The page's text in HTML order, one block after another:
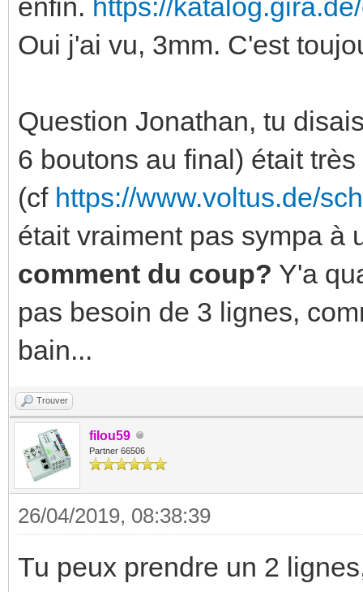
enfin. https://
Oui j'ai vu, 3mm. C'est
Question Jonathan, tu
6 boutons au final) était
(cf https://www.voltus.de/
était vraiment pas sympa à
comment du coup? Y'a
pas besoin de 3 lignes,
bain...
Trouver
filou59
Partner 66506
26/04/2019, 08:38:39
Tu peux prendre un 2